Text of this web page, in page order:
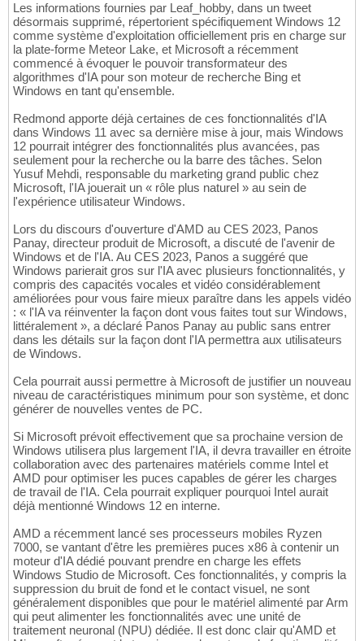
Les informations fournies par Leaf_hobby, dans un tweet
désormais supprimé, répertorient spécifiquement Windows 12
comme système d'exploitation officiellement pris en charge sur
la plate-forme Meteor Lake, et Microsoft a récemment
commencé à évoquer le pouvoir transformateur des
algorithmes d'IA pour son moteur de recherche Bing et
Windows en tant qu'ensemble.
Redmond apporte déjà certaines de ces fonctionnalités d'IA
dans Windows 11 avec sa dernière mise à jour, mais Windows
12 pourrait intégrer des fonctionnalités plus avancées, pas
seulement pour la recherche ou la barre des tâches. Selon
Yusuf Mehdi, responsable du marketing grand public chez
Microsoft, l'IA jouerait un « rôle plus naturel » au sein de
l'expérience utilisateur Windows.
Lors du discours d'ouverture d'AMD au CES 2023, Panos
Panay, directeur produit de Microsoft, a discuté de l'avenir de
Windows et de l'IA. Au CES 2023, Panos a suggéré que
Windows parierait gros sur l'IA avec plusieurs fonctionnalités, y
compris des capacités vocales et vidéo considérablement
améliorées pour vous faire mieux paraître dans les appels vidéo
: « l'IA va réinventer la façon dont vous faites tout sur Windows,
littéralement », a déclaré Panos Panay au public sans entrer
dans les détails sur la façon dont l'IA permettra aux utilisateurs
de Windows.
Cela pourrait aussi permettre à Microsoft de justifier un nouveau
niveau de caractéristiques minimum pour son système, et donc
générer de nouvelles ventes de PC.
Si Microsoft prévoit effectivement que sa prochaine version de
Windows utilisera plus largement l'IA, il devra travailler en étroite
collaboration avec des partenaires matériels comme Intel et
AMD pour optimiser les puces capables de gérer les charges
de travail de l'IA. Cela pourrait expliquer pourquoi Intel aurait
déjà mentionné Windows 12 en interne.
AMD a récemment lancé ses processeurs mobiles Ryzen
7000, se vantant d'être les premières puces x86 à contenir un
moteur d'IA dédié pouvant prendre en charge les effets
Windows Studio de Microsoft. Ces fonctionnalités, y compris la
suppression du bruit de fond et le contact visuel, ne sont
généralement disponibles que pour le matériel alimenté par Arm
qui peut alimenter les fonctionnalités avec une unité de
traitement neuronal (NPU) dédiée. Il est donc clair qu'AMD et